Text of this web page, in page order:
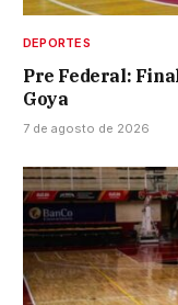
DEPORTES
Pre Federal:
Goya
7 de agosto de 2026